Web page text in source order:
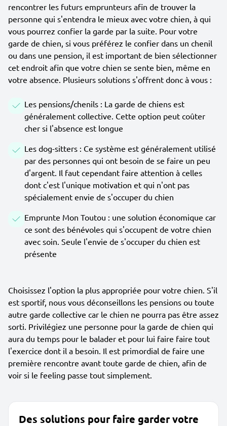
rencontrer les futurs emprunteurs afin de trouver la
personne qui s'entendra le mieux avec votre chien, à qui
vous pourrez confier la garde par la suite. Pour votre
garde de chien, si vous préférez le confier dans un chenil
ou dans une pension, il est important de bien sélectionner
cet endroit afin que votre chien se sente bien, même en
votre absence. Plusieurs solutions s'offrent donc à vous :
Les pensions/chenils : La garde de chiens est
généralement collective. Cette option peut coûter
cher si l'absence est longue
Les dog-sitters : Ce système est généralement utilisé
par des personnes qui ont besoin de se faire un peu
d'argent. Il faut cependant faire attention à celles
dont c'est l'unique motivation et qui n'ont pas
spécialement envie de s'occuper du chien
Emprunte Mon Toutou : une solution économique car
ce sont des bénévoles qui s'occupent de votre chien
avec soin. Seule l'envie de s'occuper du chien est
présente
Choisissez l'option la plus appropriée pour votre chien. S'il
est sportif, nous vous déconseillons les pensions ou toute
autre garde collective car le chien ne pourra pas être assez
sorti. Privilégiez une personne pour la garde de chien qui
aura du temps pour le balader et pour lui faire faire tout
l'exercice dont il a besoin. Il est primordial de faire une
première rencontre avant toute garde de chien, afin de
voir si le feeling passe tout simplement.
Des solutions pour faire garder votre